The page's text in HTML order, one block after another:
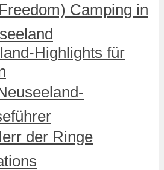
Camping in
Highlights für
der Ringe